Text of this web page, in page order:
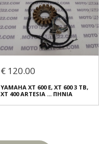
€ 120.00
YAMAHA XT 600 E, XT 600 3 TB,
XT 400 ARTESIA ... ΠΗΝΙΑ